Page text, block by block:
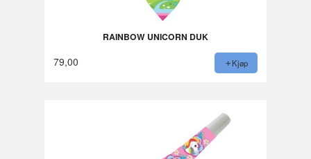
RAINBOW UNICORN DUK
79,00 Kjøp